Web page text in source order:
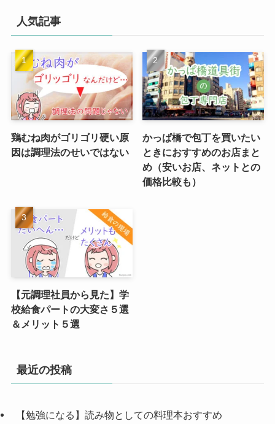
人気記事
鶏むね肉がゴリゴリ硬い原
因は調理法のせいではない
かっぱ橋で包丁を買いたい
ときにおすすめのお店まと
め（安いお店、ネットとの
価格比較も）
【元調理社員から見た】学
校給食パートの大変さ５選
＆メリット５選
最近の投稿
【勉強になる】読み物としての料理本おすすめ